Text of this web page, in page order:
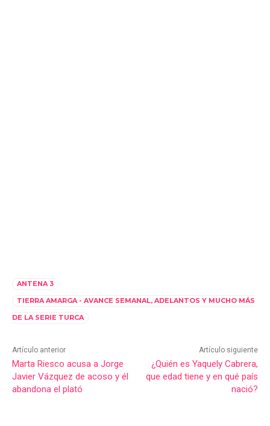
ANTENA 3
TIERRA AMARGA - AVANCE SEMANAL, ADELANTOS Y MUCHO MÁS
DE LA SERIE TURCA
Artículo anterior
Marta Riesco acusa a Jorge
Javier Vázquez de acoso y él
abandona el plató
Artículo siguiente
¿Quién es Yaquely Cabrera,
que edad tiene y en qué país
nació?